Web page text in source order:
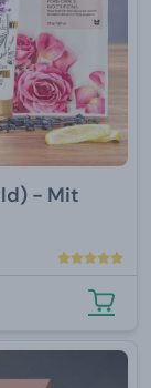
- Mit